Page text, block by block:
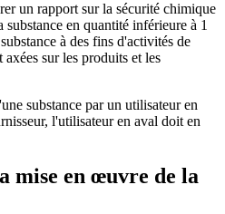
un rapport sur la sécurité chimique
en quantité inférieure à 1
à des fins d'activités de
sur les produits et les
substance par un utilisateur en
l'utilisateur en aval doit en
mise en œuvre de la